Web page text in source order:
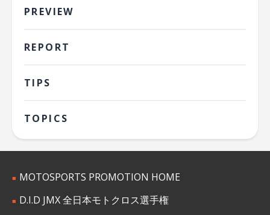
PREVIEW
REPORT
TIPS
TOPICS
MOTOSPORTS PROMOTION HOME
D.I.D JMX 全日本モトクロス選手権